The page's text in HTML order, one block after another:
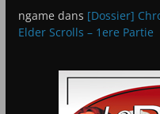
ngame dans [Dossier]
Elder Scrolls – 1ere Partie